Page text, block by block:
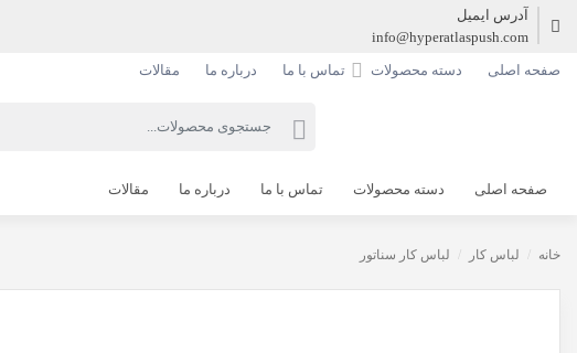
آدرس ایمیل
info@hyperatlaspush.com
صفحه اصلی
دسته محصولات تماس با ما درباره ما مقالات
صفحه اصلی دسته محصولات تماس با ما درباره ما مقالات
خانه لباس کار لباس کار سناتور